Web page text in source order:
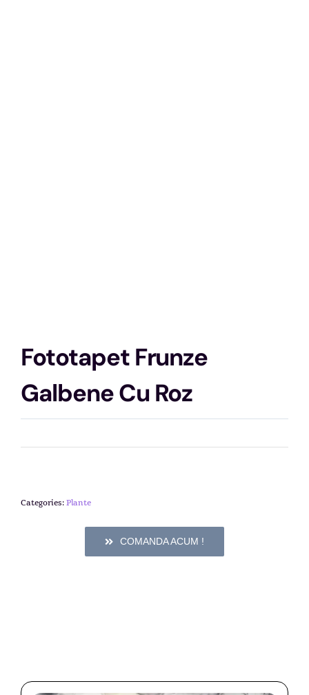
Fototapet Frunze
Galbene Cu Roz
Categories:Plante
COMANDA ACUM !